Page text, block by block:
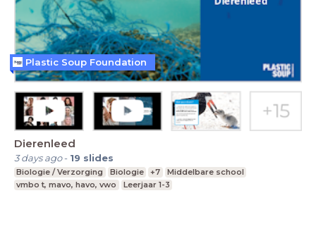
Dierenleed
3 days ago- 19 slides
Biologie / Verzorging Biologie +7
Middelbare school
vmbo t, mavo, havo, vwo
Leerjaar 1-3
Plastic Soup Foundation